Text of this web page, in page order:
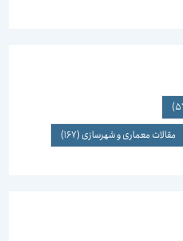
مقالات معماری و شهرسازی(167)